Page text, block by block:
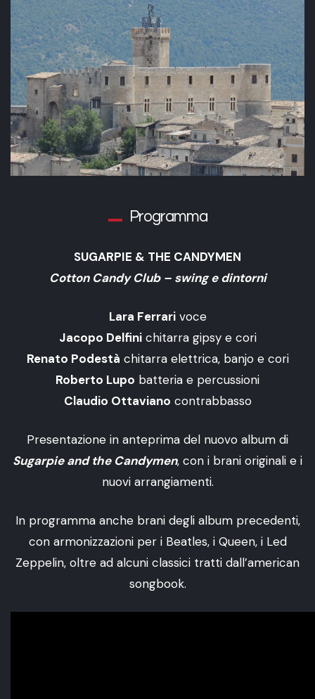
Programma
SUGARPIE & THE CANDYMEN
Cotton Candy Club – swing e dintorni
Lara Ferrarivoce
Jacopo Delfinichitarra gipsy e cori
Renato Podestà chitarra elettrica, banjo e cori
Roberto Lupo batteria e percussioni
Claudio Ottaviano contrabbasso
Presentazione in anteprima del nuovo album di
Sugarpie and the Candymen, con i brani originali e i
nuovi arrangiamenti.
In programma anche brani degli album precedenti,
con armonizzazioni per i Beatles, i Queen, i Led
Zeppelin, oltre ad alcuni classici tratti dall’american
songbook.